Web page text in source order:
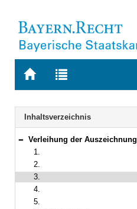
Zur
BAYERN.RECHT
Zur
letzten
Suche
Navigation
Inhaltsverzeichnis
Bereich reduzieren
Verleihung der Auszeichnung „Staatspreis der
1.
2.
3.
4.
5.